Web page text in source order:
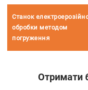
Станок
обробки методом
погруження
Отримати